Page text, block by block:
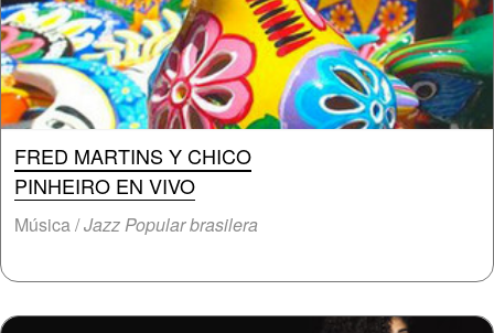
FRED MARTINS Y CHICO
PINHEIRO EN VIVO
Música /Jazz Popular brasilera